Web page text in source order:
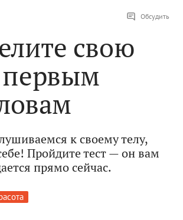
Обсудить
свою
первым
к своему телу,
Пройдите тест — он вам
прямо сейчас.